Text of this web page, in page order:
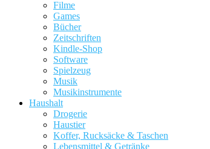
Filme
Games
Bücher
Zeitschriften
Kindle-Shop
Software
Spielzeug
Musik
Musikinstrumente
Haushalt
Drogerie
Haustier
Koffer, Rucksäcke & Taschen
Lebensmittel & Getränke